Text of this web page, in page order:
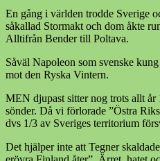
En gång i världen trodde Sverige
såkallad Stormakt och dom åkte
Alltifrån Bender till Poltava.
Såväl Napoleon som svenske
mot den Ryska Vintern.
MEN djupast sitter nog trots allt år
sönder. Då vi förlorade ”Östra
dvs 1/3 av Sveriges territorium
Det hjälper inte att Tegner